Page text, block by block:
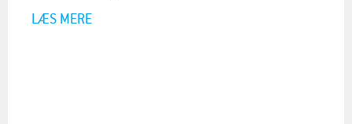
LÆS MERE